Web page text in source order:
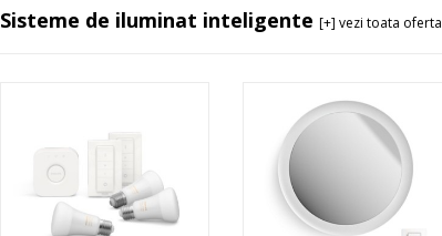
Sisteme de iluminat inteligente [+] vezi toata oferta